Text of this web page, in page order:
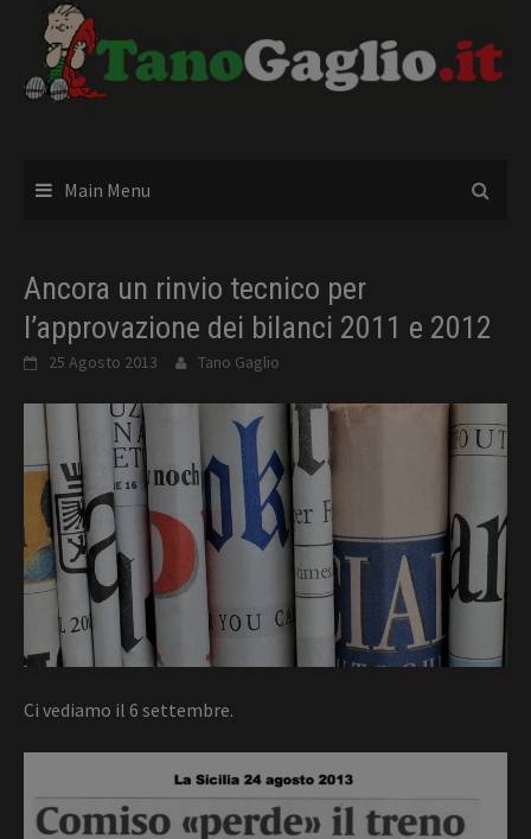
content
Main Menu
Ancora un rinvio tecnico per
l’approvazione dei bilanci 2011 e 2012
25 Agosto 2013 Tano Gaglio
Ci vediamo il 6 settembre.